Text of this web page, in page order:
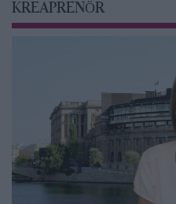
KREAPRENÖR